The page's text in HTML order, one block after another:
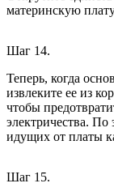
материнскую
Шаг 14.
Теперь, когда
извлеките ее из
чтобы
электричества. По
идущих от платы
Шаг 15.